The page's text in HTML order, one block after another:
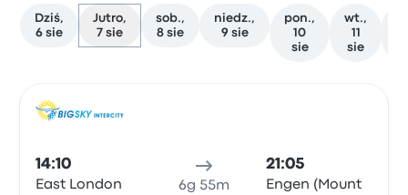
Dziś,
6 sie
Jutro,
7 sie
sob.,
8 sie
niedz.,
9 sie
pon.,
10
sie
wt.,
11
sie
14:10
East London
6g 55m
21:05
Engen (Mount